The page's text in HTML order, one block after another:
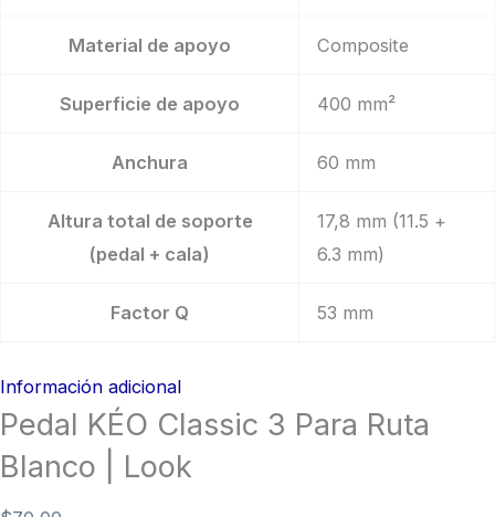
Material de apoyo Composite
Superficie de apoyo 400 mm²
Anchura 60 mm
Altura total de soporte
(pedal + cala)
17,8 mm (11.5 +
6.3 mm)
Factor Q 53 mm
Información adicional
Pedal KÉO Classic 3 Para Ruta
Blanco | Look